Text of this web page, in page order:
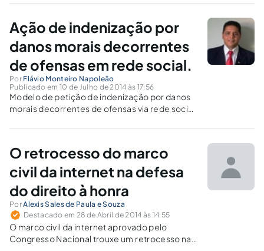
bem como procuramos apontar as formas do
concessionária de serviço público.
Ação de indenização por
danos morais decorrentes
de ofensas em rede social.
Por Flávio Monteiro Napoleão
Publicado em 10 de Julho de 2014 às 17:56
Modelo de petição de indenização por danos
morais decorrentes de ofensas via rede social,
pelos Juizados Especiais, é importante que a
caso, proponha na Justiça Comum.
O retrocesso do marco
civil da internet na defesa
do direito à honra
PorAlexis Sales de Paula e Souza
Destacado em 28 de Abril de 2014 às 14:55
O marco civil da internet aprovado pelo
Congresso Nacional trouxe um retrocesso na